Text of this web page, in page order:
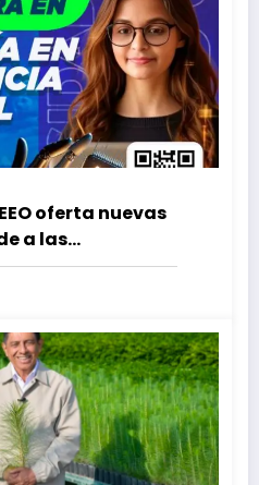
oferta nuevas
a las
de los
del nivel medio